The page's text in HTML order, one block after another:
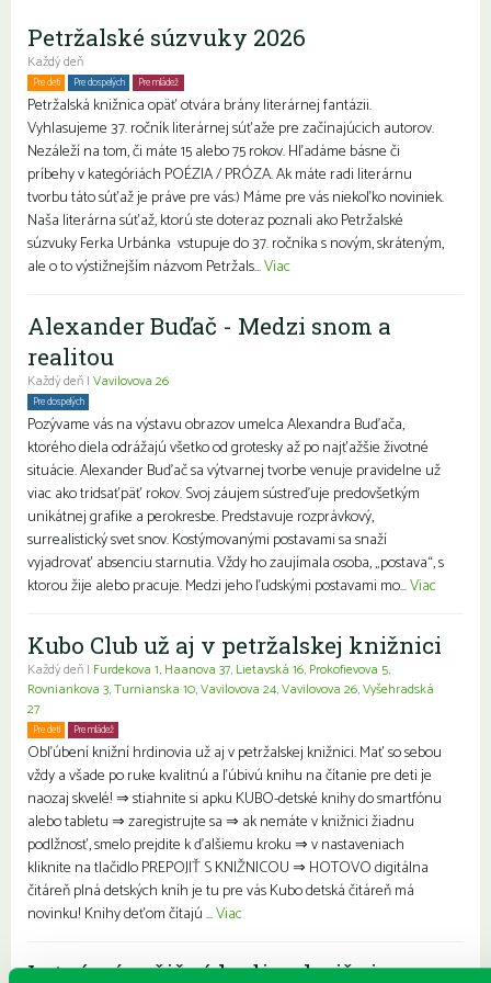
Petržalské súzvuky 2026
Každý deň
Pre deti Pre dospelých Pre mládež
Petržalská knižnica opäť otvára brány literárnej fantázii.
Vyhlasujeme 37. ročník literárnej súťaže pre začínajúcich autorov.
Nezáleží na tom, či máte 15 alebo 75 rokov. Hľadáme básne či
príbehy v kategóriách POÉZIA / PRÓZA. Ak máte radi literárnu
tvorbu táto súťaž je práve pre vás:) Máme pre vás niekoľko noviniek.
Naša literárna súťaž, ktorú ste doteraz poznali ako Petržalské
súzvuky Ferka Urbánka vstupuje do 37. ročníka s novým, skráteným,
ale o to výstižnejším názvom Petržals...Viac
Alexander Buďač - Medzi snom a
realitou
Každý deň | Vavilovova 26
Pre dospelých
Pozývame vás na výstavu obrazov umelca Alexandra Buďača,
ktorého diela odrážajú všetko od grotesky až po najťažšie životné
situácie. Alexander Buďač sa výtvarnej tvorbe venuje pravidelne už
viac ako tridsaťpäť rokov. Svoj záujem sústreďuje predovšetkým
unikátnej grafike a perokresbe. Predstavuje rozprávkový,
surrealistický svet snov. Kostýmovanými postavami sa snaží
vyjadrovať absenciu starnutia. Vždy ho zaujímala osoba, „postava“, s
ktorou žije alebo pracuje. Medzi jeho ľudskými postavami mo...Viac
Kubo Club už aj v petržalskej knižnici
Každý deň | Furdekova 1, Haanova 37, Lietavská 16, Prokofievova 5,
Rovniankova 3,Turnianska 10,Vavilovova 24,Vavilovova 26,Vyšehradská
27
Pre deti Pre mládež
Obľúbení knižní hrdinovia už aj v petržalskej knižnici. Mať so sebou
vždy a všade po ruke kvalitnú a ľúbivú knihu na čítanie pre deti je
naozaj skvelé! ⇒ stiahnite si apku KUBO-detské knihy do smartfónu
alebo tabletu ⇒ zaregistrujte sa ⇒ ak nemáte v knižnici žiadnu
podlžnosť, smelo prejdite k ďalšiemu kroku ⇒ v nastaveniach
kliknite na tlačidlo PREPOJIŤ S KNIŽNICOU ⇒ HOTOVO digitálna
čitáreň plná detských kníh je tu pre vás Kubo detská čitáreň má
novinku! Knihy deťom čítajú ...Viac
Letné výpožičné hodiny knižnice